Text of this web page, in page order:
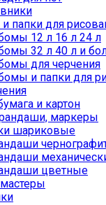
папки для
12 л 16 л 24 л
32 л 40 л и
для черчения
и папки для
и картон
маркеры
шариковые
цветные